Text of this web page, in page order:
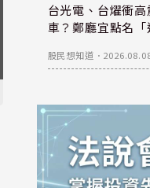
台光電、台燿衝
車？鄭廳宜點名
股民想知道 ．